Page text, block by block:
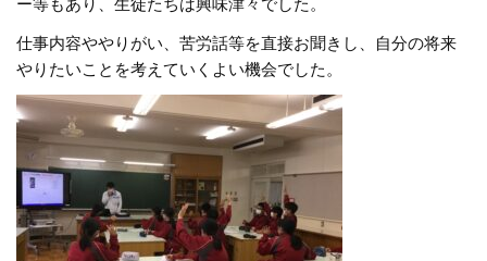
ー等もあり、生徒たちは興味津々でした。
仕事内容ややりがい、苦労話等を直接お聞きし、自分の将来
やりたいことを考えていくよい機会でした。